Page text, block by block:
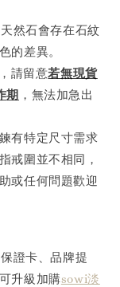
然石會存在石紋
的差異。
請留意若無現貨
期 ，無法加急出
有特定尺寸需求
戒圍並不相同，
或任何問題歡迎
證卡、品牌提
升級加購sowi淡